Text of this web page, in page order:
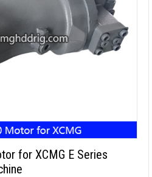
for XCMG E Series